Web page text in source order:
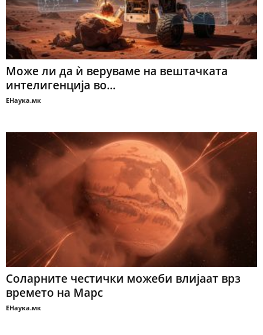
Може ли да ѝ веруваме на вештачката
интелигенција во...
ЕНаука.мк
Соларните честички можеби влијаат врз
времето на Марс
ЕНаука.мк